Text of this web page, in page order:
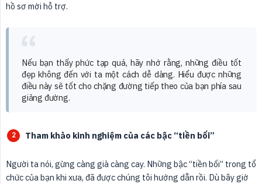
hồ sơ mời hỗ trợ.
Nếu bạn thấy phức tạp quá, hãy nhớ rằng, những điều tốt
đẹp không đến với ta một cách dễ dàng. Hiểu được những
điều này sẽ tốt cho chặng đường tiếp theo của bạn phía sau
giảng đường.
Tham khảo kinh nghiệm của các bậc “tiền bối”
Người ta nói, gừng càng già càng cay. Những bậc “tiền bối” trong tổ
chức của bạn khi xưa, đã được chúng tôi hướng dẫn rồi. Dù bây giờ